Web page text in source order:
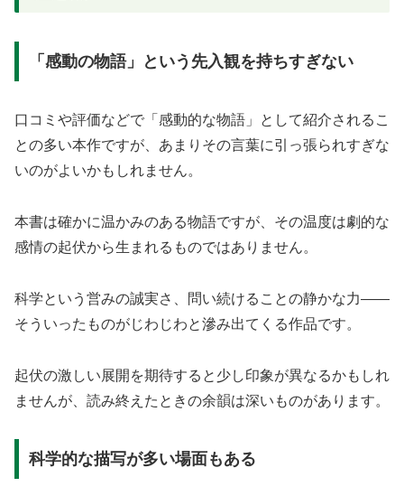
「感動の物語」という先入観を持ちすぎない
口コミや評価などで「感動的な物語」として紹介されるこ
との多い本作ですが、あまりその言葉に引っ張られすぎな
いのがよいかもしれません。
本書は確かに温かみのある物語ですが、その温度は劇的な
感情の起伏から生まれるものではありません。
科学という営みの誠実さ、問い続けることの静かな力——
そういったものがじわじわと滲み出てくる作品です。
起伏の激しい展開を期待すると少し印象が異なるかもしれ
ませんが、読み終えたときの余韻は深いものがあります。
科学的な描写が多い場面もある